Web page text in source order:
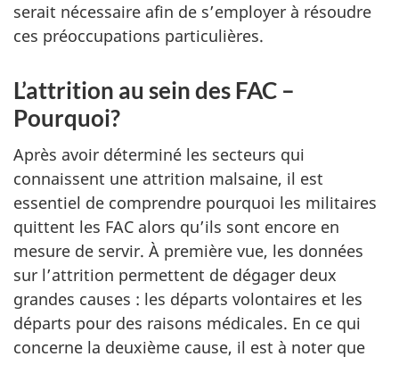
serait nécessaire afin de s’employer à résoudre
ces préoccupations particulières.
L’attrition au sein des FAC –
Pourquoi?
Après avoir déterminé les secteurs qui
connaissent une attrition malsaine, il est
essentiel de comprendre pourquoi les militaires
quittent les FAC alors qu’ils sont encore en
mesure de servir. À première vue, les données
sur l’attrition permettent de dégager deux
grandes causes : les départs volontaires et les
départs pour des raisons médicales. En ce qui
concerne la deuxième cause, il est à noter que